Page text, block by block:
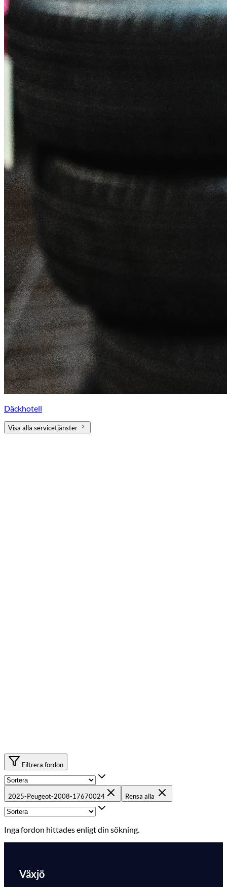
Däckhotell
Visa alla servicetjänster
Filtrera fordon
2025-Peugeot-2008-17670024 Rensa alla
Inga fordon hittades enligt din sökning.
Växjö